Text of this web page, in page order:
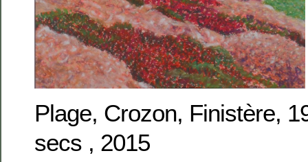
Plage, Crozon, Finistère,
secs , 2015